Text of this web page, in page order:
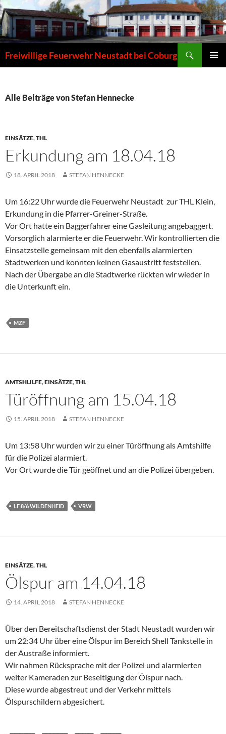
Zum
Inhalt
springen
Freiwillige Feuerwehr Neustadt bei Coburg
Alle Beiträge von Stefan Hennecke
EINSÄTZE,THL
Erkundung am 18.04.18
18. APRIL 2018 STEFAN HENNECKE
Um 16:22 Uhr wurde die Feuerwehr Neustadt zur THL Klein,
Erkundung in die Pfarrer-Greiner-Straße.
Vor Ort hatte ein Baggerfahrer eine Gasleitung angebaggert.
Vorsorglich alarmierte er die Feuerwehr. Wir kontrollierten die
Einsatzstelle gemeinsam mit den ebenfalls alarmierten
Stadtwerken und konnten keinen Gasaustritt feststellen.
Nach der Übergabe an die Stadtwerke rückten wir wieder in
die Unterkunft ein.
MZF
AMTSHLILFE,EINSÄTZE,THL
Türöffnung am 15.04.18
15. APRIL 2018 STEFAN HENNECKE
Um 13:58 Uhr wurden wir zu einer Türöffnung als Amtshilfe
für die Polizei alarmiert.
Vor Ort wurde die Tür geöffnet und an die Polizei übergeben.
LF 8/6 WILDENHEID VRW
EINSÄTZE,THL
Ölspur am 14.04.18
14. APRIL 2018 STEFAN HENNECKE
Über den Bereitschaftsdienst der Stadt Neustadt wurden wir
um 22:34 Uhr über eine Ölspur im Bereich Shell Tankstelle in
der Austraße informiert.
Wir nahmen Rücksprache mit der Polizei und alarmierten
weiter Kameraden zur Beseitigung der Ölspur nach.
Diese wurde abgestreut und der Verkehr mittels
Ölspurschildern abgesichert.